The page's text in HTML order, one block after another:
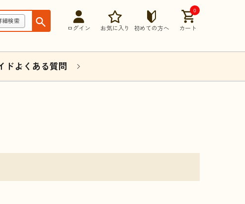
細検索
ログイン お気に入り 初めての方へ
0
カート
ドよくある質問